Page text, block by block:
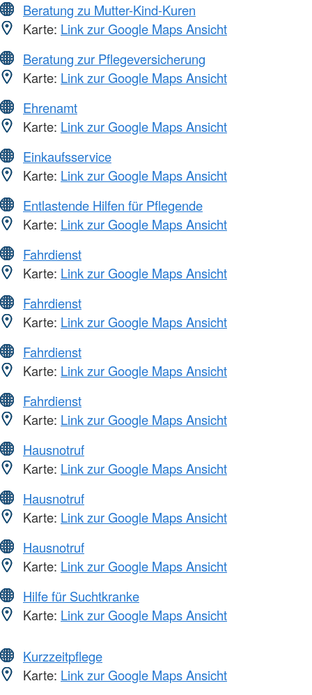
Beratung zu Mutter-Kind-Kuren
Karte: Link zur Google Maps Ansicht
Beratung zur Pflegeversicherung
Karte: Link zur Google Maps Ansicht
Ehrenamt
Karte: Link zur Google Maps Ansicht
Einkaufsservice
Karte: Link zur Google Maps Ansicht
Entlastende Hilfen für Pflegende
Karte: Link zur Google Maps Ansicht
Fahrdienst
Karte: Link zur Google Maps Ansicht
Fahrdienst
Karte: Link zur Google Maps Ansicht
Fahrdienst
Karte: Link zur Google Maps Ansicht
Fahrdienst
Karte: Link zur Google Maps Ansicht
Hausnotruf
Karte: Link zur Google Maps Ansicht
Hausnotruf
Karte: Link zur Google Maps Ansicht
Hausnotruf
Karte: Link zur Google Maps Ansicht
Hilfe für Suchtkranke
Karte: Link zur Google Maps Ansicht
Kurzzeitpflege
Karte: Link zur Google Maps Ansicht